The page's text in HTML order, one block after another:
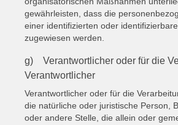
gewährleisten, dass die
einer identifizierten oder
zugewiesen werden.
g) Verantwortlicher oder für die
Verantwortlicher
Verantwortlicher oder für die
die natürliche oder juristische Person,
oder andere Stelle, die allein oder